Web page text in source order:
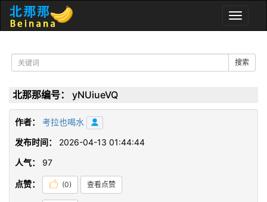
Toggle
搜索
北那那编号： yNUiueVQ
作者： 考拉也喝水
发布时间：
2026-04-13 01:44:44
人气：
97
点赞： (0) 查看点赞